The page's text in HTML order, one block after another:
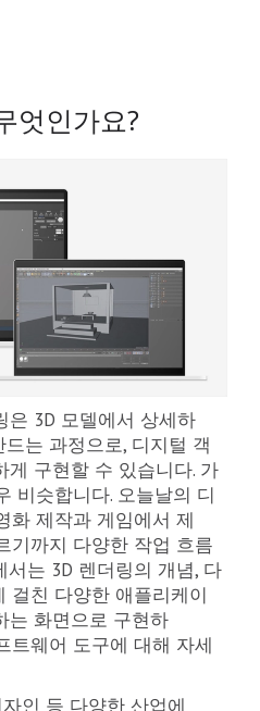
엇인가요?
은 3D 모델에서 상세하
는 과정으로, 디지털 객
게 구현할 수 있습니다. 가
비슷합니다. 오늘날의 디
화 제작과 게임에서 제
기까지 다양한 작업 흐름
서는 3D 렌더링의 개념, 다
걸친 다양한 애플리케이
는 화면으로 구현하
트웨어 도구에 대해 자세
인 등 다양한 산업에